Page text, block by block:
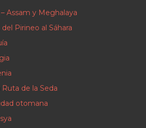
Assam y Meghalaya
Pirineo al Sáhara
de la Seda
otomana